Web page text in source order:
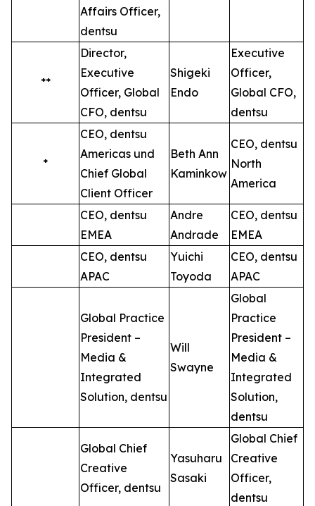
Affairs Officer,
dentsu
**
Director,
Executive
Officer, Global
CFO, dentsu
Shigeki
Endo
Executive
Officer,
Global CFO,
dentsu
*
CEO, dentsu
Americas und
Chief Global
Client Officer
Beth Ann
Kaminkow
CEO, dentsu
North
America
CEO, dentsu
EMEA
Andre
Andrade
CEO, dentsu
EMEA
CEO, dentsu
APAC
Yuichi
Toyoda
CEO, dentsu
APAC
Global Practice
President –
Media &
Integrated
Solution, dentsu
Will
Swayne
Global
Practice
President –
Media &
Integrated
Solution,
dentsu
Global Chief
Creative
Officer, dentsu
Yasuharu
Sasaki
Global Chief
Creative
Officer,
dentsu